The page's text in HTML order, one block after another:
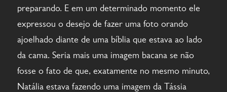
preparando. E em um determinado momento ele
expressou o desejo de fazer uma foto orando
ajoelhado diante de uma bíblia que estava ao lado
da cama. Seria mais uma imagem bacana se não
fosse o fato de que, exatamente no mesmo minuto,
Natália estava fazendo uma imagem da Tássia